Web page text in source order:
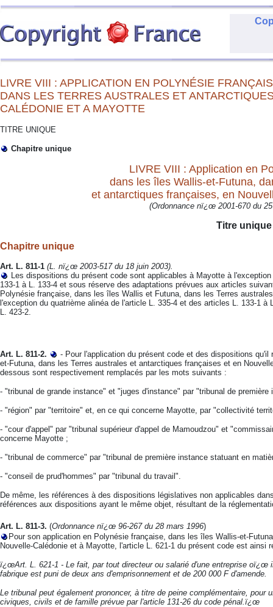
LIVRE VIII : APPLICATION EN POLYNÉSIE
DANS LES TERRES AUSTRALES ET
CALÉDONIE ET A MAYOTTE
TITRE UNIQUE
Chapitre unique
LIVRE VIII : Application en
dans les îles Wallis-et-Futuna,
et antarctiques françaises, en
(Ordonnance nï¿œ 2001-670 du
Titre unique
Chapitre unique
Art. L. 811-1 (L. nï¿œ 2003-517 du 18 juin 2003).
Les dispositions du présent code sont applicables à Mayotte à
133-1 à L. 133-4 et sous réserve des adaptations prévues aux articles
Polynésie française, dans les îles Wallis et Futuna, dans les Terres
l'exception du quatrième alinéa de l'article L. 335-4 et des articles L. 133-1 à
L. 423-2.
Art. L. 811-2.
- Pour l'application du présent code et des dispositions
et-Futuna, dans les Terres australes et antarctiques françaises et en
dessous sont respectivement remplacés par les mots suivants :
- "tribunal de grande instance" et "juges d'instance" par "tribunal de première
- "région" par "territoire" et, en ce qui concerne Mayotte, par "collectivité
- "cour d'appel" par "tribunal supérieur d'appel de Mamoudzou" et
concerne Mayotte ;
- "tribunal de commerce" par "tribunal de première instance statuant en
- "conseil de prud'hommes" par "tribunal du travail".
De même, les références à des dispositions législatives non applicables
références aux dispositions ayant le même objet, résultant de la
Art. L. 811-3. (Ordonnance nï¿œ 96-267 du 28 mars 1996)
Pour son application en Polynésie française, dans les îles Wallis-et-
Nouvelle-Calédonie et à Mayotte, l'article L. 621-1 du présent code est ainsi
ï¿œArt. L. 621-1 - Le fait, par tout directeur ou salarié d'une entreprise oï¿œ
fabrique est puni de deux ans d'emprisonnement et de 200 000 F d'amende.
Le tribunal peut également prononcer, à titre de peine complémentaire, pour
civiques, civils et de famille prévue par l'article 131-26 du code pénal.ï¿œ